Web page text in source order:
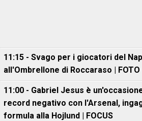
11:15 - Svago per i giocatori del
all'Ombrellone di Roccaraso | FOTO
11:00 - Gabriel Jesus è
record negativo con l'Arsenal,
formula alla Hojlund | FOCUS